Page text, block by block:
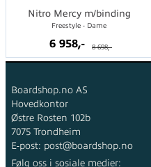
Nitro Mercy m/binding
Freestyle - Dame
6 958,- 8 698,-
Boardshop.no AS
Hovedkontor
Østre Rosten 102b
7075 Trondheim
E-post: post@boardshop.no
Følg oss i sosiale medier: